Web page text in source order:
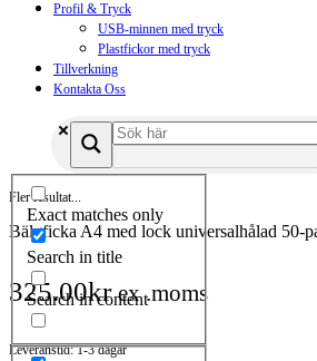
Profil & Tryck
USB-minnen med tryck
Plastfickor med tryck
Tillverkning
Kontakta Oss
Fler resultat...
Exact matches only
Search in title
Search in content
Bälgficka A4 med lock universalhålad 50-
325.00kr ex .moms
Leveranstid: 1-3 dagar